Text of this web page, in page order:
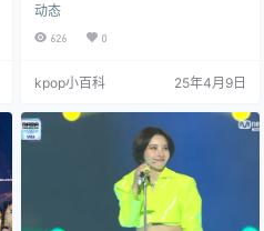
辑。 这是她们自去年7月发行迷你专
辑《I feel》后，时隔10个月的再次
动态
626 0
kpop小百科 25年4月9日